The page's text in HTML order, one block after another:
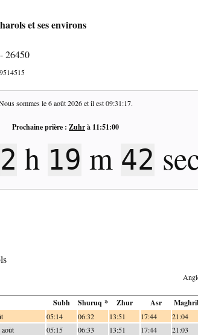
et ses environs
26450
sommes le6 août 2026et il est09:31:18.
Prochaine prière : Zuhrà 11:51:00
2 h 19 m 41
Subh Shuruq * Zhur Asr
05:14 06:32 13:51 17:44 21:04
05:15 06:33 13:51 17:44 21:03